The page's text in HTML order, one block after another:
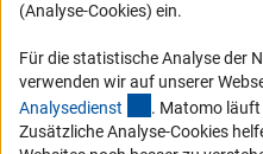
Vergabeverfahren
Barrierefreiheit
Service und Informationen für
Erklärung zur Barrierefreiheit
(Analyse-Cookies) ein.
Für die statistische Analyse der
verwenden wir auf unserer
Analysedienst (externer Link)
. Matomo läuft
Zusätzliche Analyse-Cookies